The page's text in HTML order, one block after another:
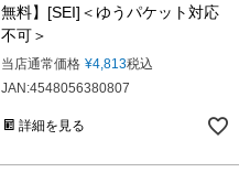
無料】[SEI]＜ゆうパケット対応
不可＞
当店通常価格 ¥4,813税込
JAN:4548056380807
詳細を見る